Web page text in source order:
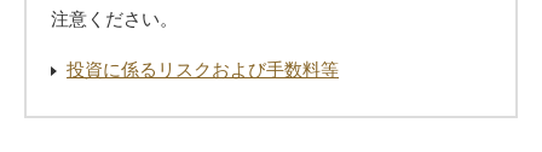
注意ください。
投資に係るリスクおよび手数料等